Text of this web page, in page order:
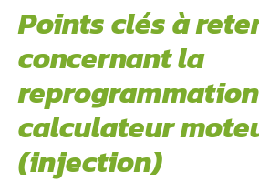
Points clés à
concernant la
calculateur
(injection)